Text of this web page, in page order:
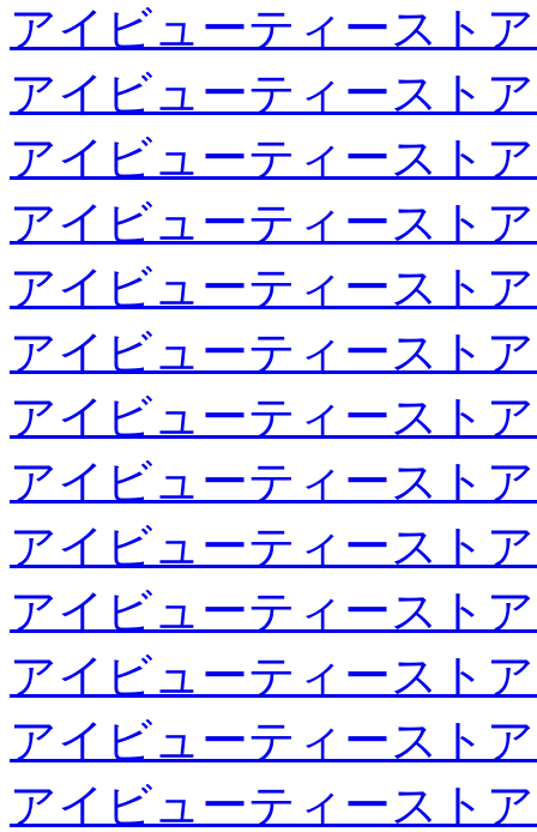
アイビューティースト
アイビューティースト
アイビューティースト
アイビューティースト
アイビューティースト
アイビューティースト
アイビューティースト
アイビューティースト
アイビューティースト
アイビューティースト
アイビューティースト
アイビューティースト
アイビューティースト